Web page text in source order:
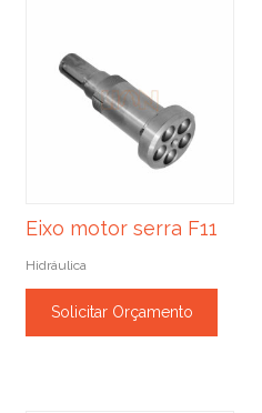
Eixo motor serra F11
Hidráulica
Solicitar Orçamento